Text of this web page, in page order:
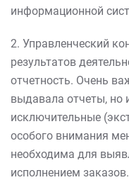
информационной
2. Управленческий
результатов
отчетность. Очень
выдавала отчеты, но
исключительные
особого внимания
необходима для
исполнением